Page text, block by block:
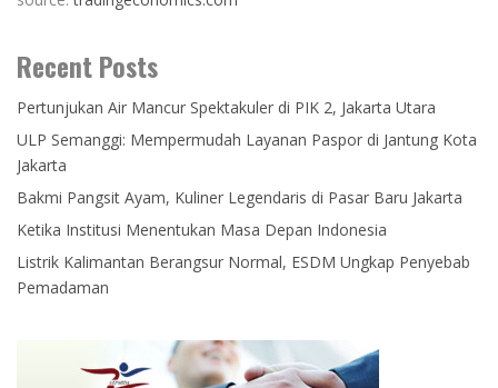
Recent Posts
Pertunjukan Air Mancur Spektakuler di PIK 2, Jakarta Utara
ULP Semanggi: Mempermudah Layanan Paspor di Jantung Kota
Jakarta
Bakmi Pangsit Ayam, Kuliner Legendaris di Pasar Baru Jakarta
Ketika Institusi Menentukan Masa Depan Indonesia
Listrik Kalimantan Berangsur Normal, ESDM Ungkap Penyebab
Pemadaman